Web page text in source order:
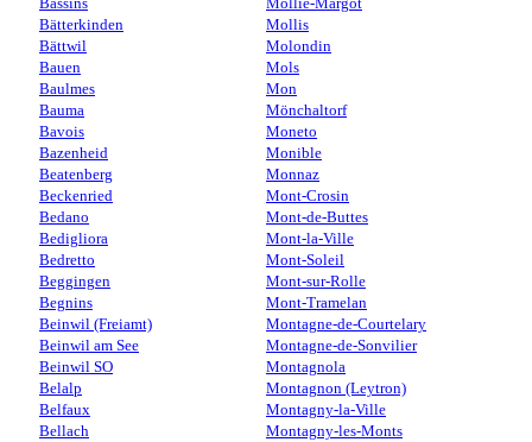
Bätterkinden
Bättwil
Bauen
Baulmes
Bauma
Bavois
Bazenheid
Beatenberg
Beckenried
Bedano
Bedigliora
Bedretto
Beggingen
Begnins
Beinwil (Freiamt)
Beinwil am See
Beinwil SO
Belalp
Belfaux
Bellach
Mollis
Molondin
Mols
Mon
Mönchaltorf
Moneto
Monible
Monnaz
Mont-Crosin
Mont-de-Buttes
Mont-la-Ville
Mont-Soleil
Mont-sur-Rolle
Mont-Tramelan
Montagne-de-Courtelary
Montagne-de-Sonvilier
Montagnola
Montagnon (Leytron)
Montagny-la-Ville
Montagny-les-Monts